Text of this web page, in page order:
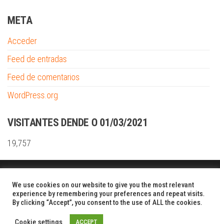
META
Acceder
Feed de entradas
Feed de comentarios
WordPress.org
VISITANTES DENDE O 01/03/2021
19,757
We use cookies on our website to give you the most relevant
experience by remembering your preferences and repeat visits.
By clicking “Accept”, you consent to the use of ALL the cookies.
Cookie settings ACCEPT